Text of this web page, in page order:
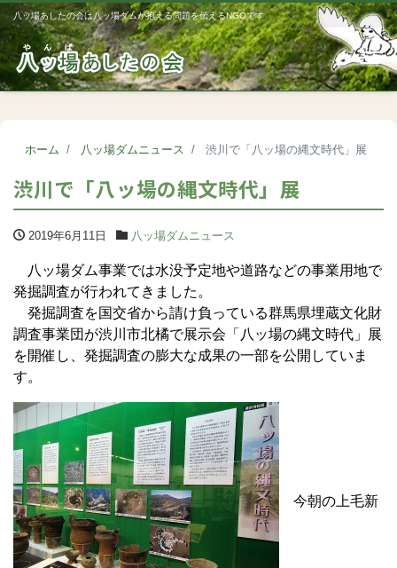
八ッ場あしたの会は八ッ場ダムが抱える問題を伝えるNGOです
ホーム 八ッ場ダムニュース 渋川で「八ッ場の縄文時代」展
渋川で「八ッ場の縄文時代」展
2019年6月11日 八ッ場ダムニュース
八ッ場ダム事業では水没予定地や道路などの事業用地で
発掘調査が行われてきました。
発掘調査を国交省から請け負っている群馬県埋蔵文化財
調査事業団が渋川市北橘で展示会「八ッ場の縄文時代」展
を開催し、発掘調査の膨大な成果の一部を公開していま
す。
今朝の上毛新